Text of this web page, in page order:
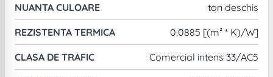
NUANTA CULOARE ton deschis
REZISTENTA TERMICA 0.0885 [(m² * K)/W]
CLASA DE TRAFIC Comercial intens 33/AC5